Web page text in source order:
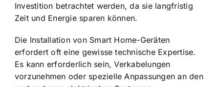
Investition betrachtet werden, da sie langfristig
Zeit und Energie sparen können.
Die Installation von Smart Home-Geräten
erfordert oft eine gewisse technische Expertise.
Es kann erforderlich sein, Verkabelungen
vorzunehmen oder spezielle Anpassungen an den